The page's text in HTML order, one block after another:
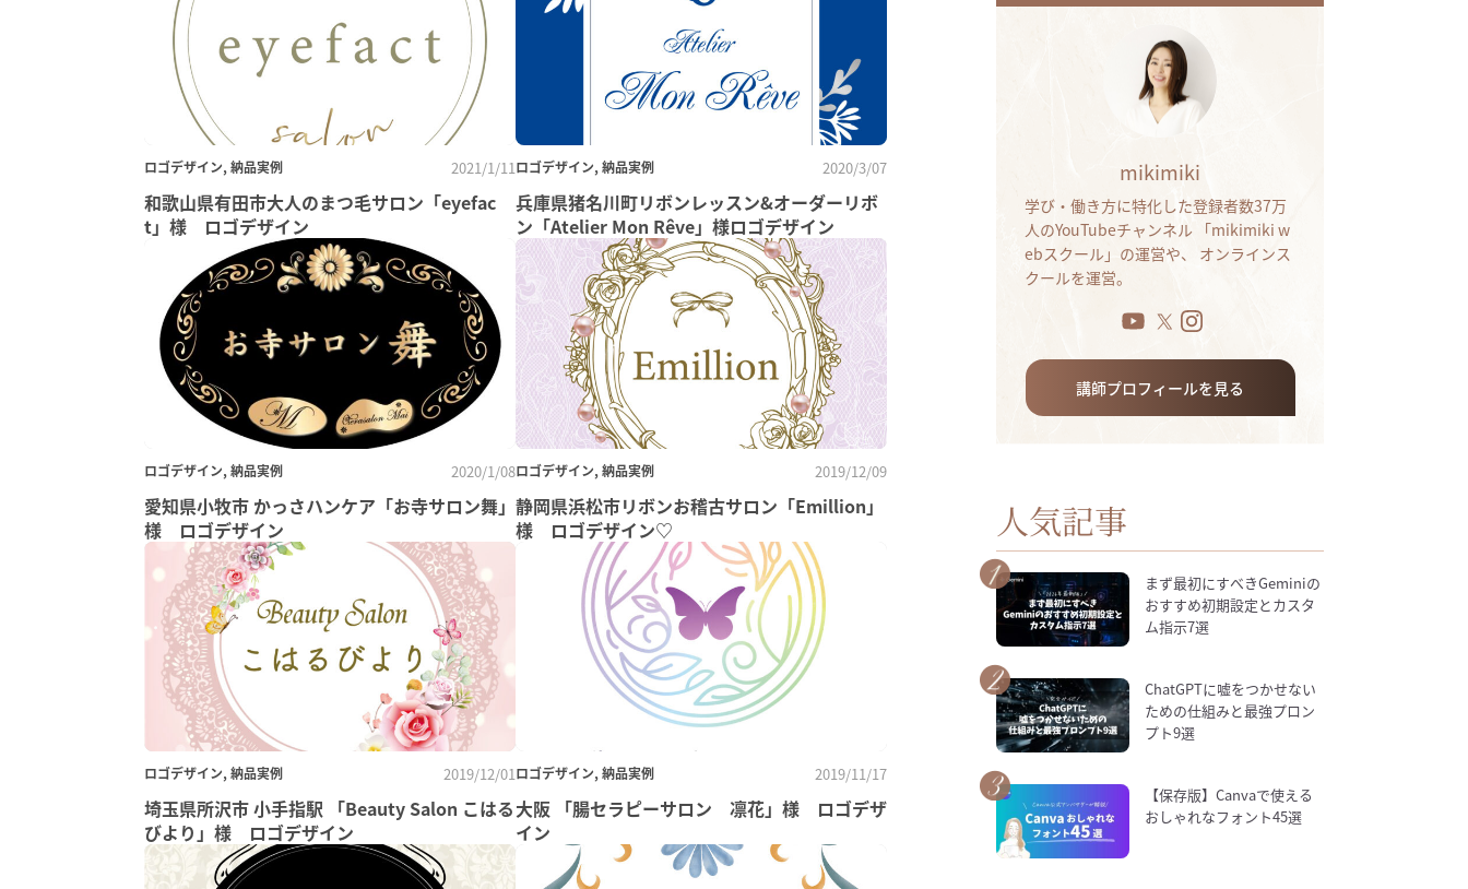
ロゴデザイン, 納品実例 2021/1/11
和歌山県有田市大人のまつ毛サロン「eyefac
t」様 ロゴデザイン
ロゴデザイン, 納品実例 2020/3/07
兵庫県猪名川町リボンレッスン&オーダーリボ
ン「Atelier Mon Rêve」様ロゴデザイン
ロゴデザイン, 納品実例 2020/1/08
愛知県小牧市 かっさハンケア「お寺サロン舞」
様 ロゴデザイン
ロゴデザイン, 納品実例 2019/12/09
静岡県浜松市リボンお稽古サロン「Emillion」
様 ロゴデザイン♡
ロゴデザイン, 納品実例 2019/12/01
埼玉県所沢市 小手指駅 「Beauty Salon こはる
びより」様 ロゴデザイン
ロゴデザイン, 納品実例 2019/11/17
大阪 「腸セラピーサロン 凛花」様 ロゴデザ
イン
mikimiki
学び・働き方に特化した登録者数37万
人のYouTubeチャンネル 「mikimiki w
ebスクール」の運営や、 オンラインス
クールを運営。
講師プロフィールを見る
人気記事
まず最初にすべきGeminiの
おすすめ初期設定とカスタ
ム指示7選
ChatGPTに嘘をつかせない
ための仕組みと最強プロン
プト9選
【保存版】Canvaで使える
おしゃれなフォント45選